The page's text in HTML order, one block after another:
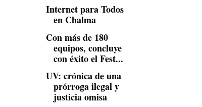
Internet para Todos
en Chalma
Con más de 180
equipos, concluye
con éxito el Fest...
UV: crónica de una
prórroga ilegal y
justicia omisa